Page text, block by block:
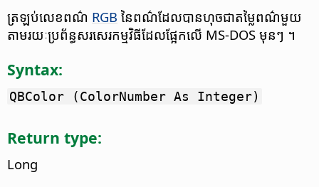
ត្រឡប់​លេខ​ពណ៌ RGB នៃ​ពណ៌​ដែល​បាន​ហុច​ជា​តម្លៃ​ពណ៌​មួយ
តាម​រយៈ​ប្រព័ន្ធ​សរសេរ​កម្មវិធី​ដែល​ផ្អែក​លើ MS-DOS មុន​ៗ ។
Syntax:
QBColor (ColorNumber As Integer)
Return type:
Long